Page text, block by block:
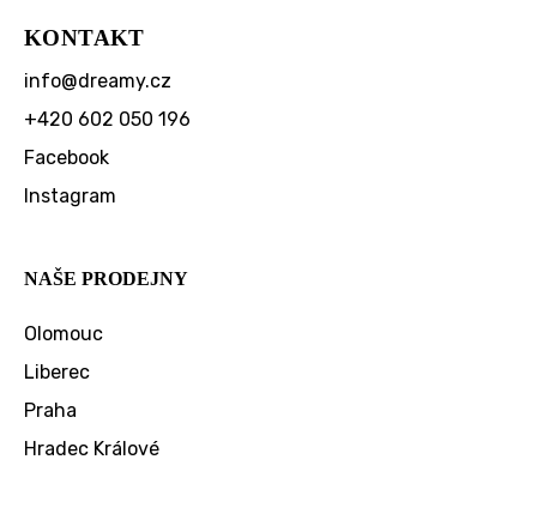
KONTAKT
info@dreamy.cz
+420 602 050 196
Facebook
Instagram
NAŠE PRODEJNY
Olomouc
Liberec
Praha
Hradec Králové